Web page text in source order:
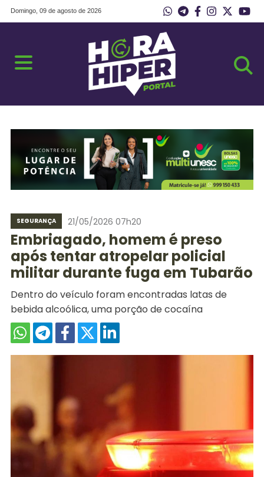
Domingo, 09 de agosto de 2026
SEGURANÇA 21/05/2026 07h20
Embriagado, homem é preso
após tentar atropelar policial
militar durante fuga em Tubarão
Dentro do veículo foram encontradas latas de
bebida alcoólica, uma porção de cocaína